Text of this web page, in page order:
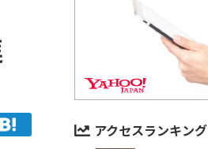
アクセスランキング